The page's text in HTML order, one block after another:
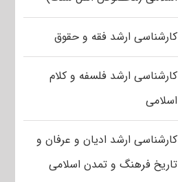
کارشناسی ارشد فقه و حقوق
کارشناسی ارشد فلسفه و کلام
اسلامی
کارشناسی ارشد ادیان و عرفان و
تاریخ فرهنگ و تمدن اسلامی